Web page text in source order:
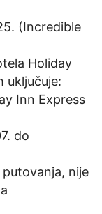
(Incredible
Holiday
uključuje:
Inn Express
do
nije